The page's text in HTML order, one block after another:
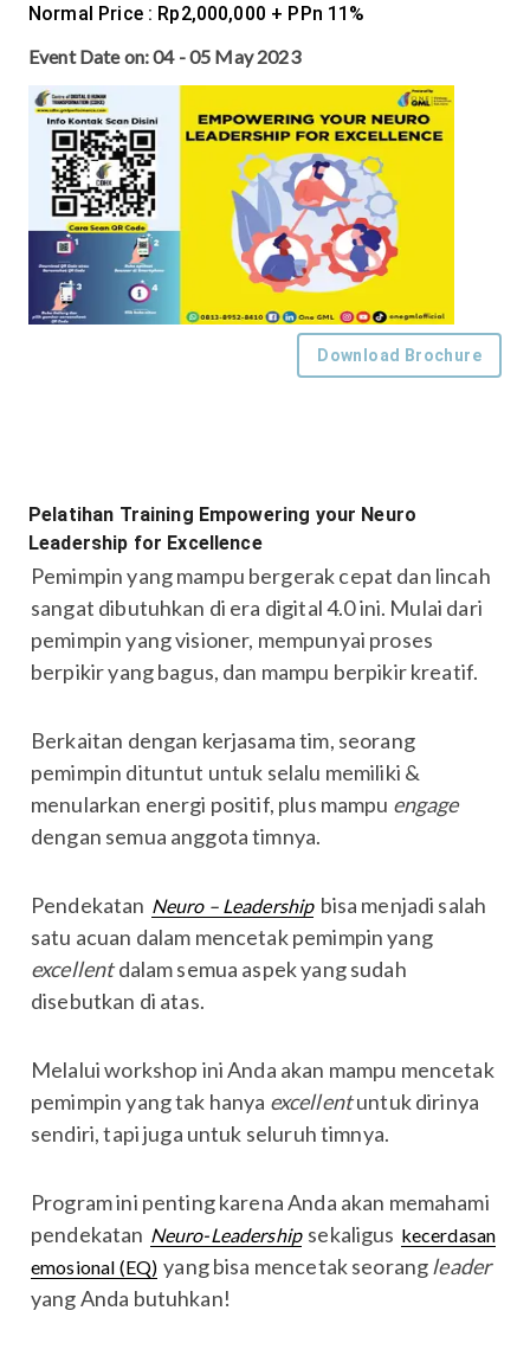
Normal Price: Rp2,000,000 + PPn 11%
Event Date on:04 - 05 May 2023
Download Brochure
Pelatihan Training Empowering your Neuro
Leadership for Excellence
Pemimpin yang mampu bergerak cepat dan lincah
sangat dibutuhkan di era digital 4.0 ini. Mulai dari
pemimpin yang visioner, mempunyai proses
berpikir yang bagus, dan mampu berpikir kreatif.
Berkaitan dengan kerjasama tim, seorang
pemimpin dituntut untuk selalu memiliki &
menularkan energi positif, plus mampu engage
dengan semua anggota timnya.
Pendekatan Neuro – Leadership bisa menjadi salah
satu acuan dalam mencetak pemimpin yang
excellentdalam semua aspek yang sudah
disebutkan di atas.
Melalui workshop ini Anda akan mampu mencetak
pemimpin yang tak hanya excellentuntuk dirinya
sendiri, tapi juga untuk seluruh timnya.
Program ini penting karena Anda akan memahami
pendekatan Neuro-Leadership sekaligus kecerdasan
emosional (EQ) yang bisa mencetak seorang leader
yang Anda butuhkan!